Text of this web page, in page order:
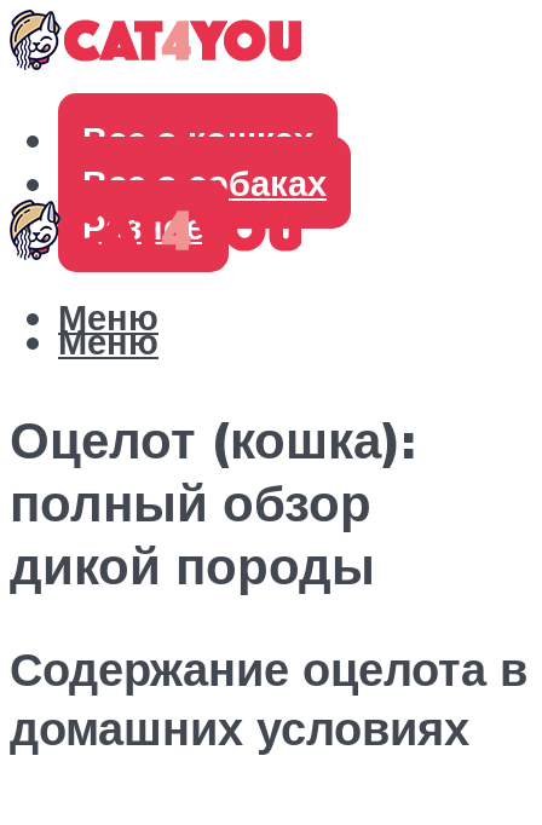
Все о кошках
Все о собаках
Разное
Меню
Меню
Оцелот (кошка):
полный обзор
дикой породы
Содержание оцелота в
домашних условиях